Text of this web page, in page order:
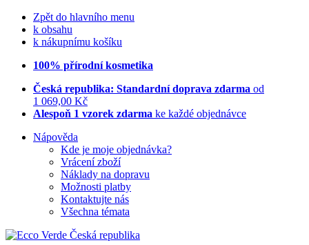
Zpět do hlavního menu
k obsahu
k nákupnímu košíku
100% přírodní kosmetika
Česká republika: Standardní doprava zdarma od
1 069,00 Kč
Alespoň 1 vzorek zdarma ke každé objednávce
Nápověda
Kde je moje objednávka?
Vrácení zboží
Náklady na dopravu
Možnosti platby
Kontaktujte nás
Všechna témata